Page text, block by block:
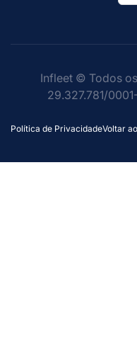
Infleet © Todos
29.327.781/
Voltar
Política de Privacidade